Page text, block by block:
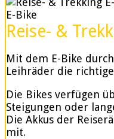
E-Bike
Reise- &
Mit dem E-Bike
Leihräder die
Die Bikes verfügen
Steigungen oder
Die Akkus der
mit.